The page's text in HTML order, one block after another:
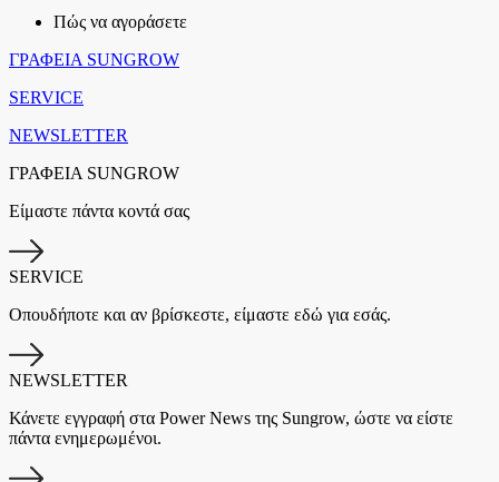
Πώς να αγοράσετε
ΓΡΑΦΕΙΑ SUNGROW
SERVICE
NEWSLETTER
ΓΡΑΦΕΙΑ SUNGROW
Είμαστε πάντα κοντά σας
SERVICE
Οπουδήποτε και αν βρίσκεστε, είμαστε εδώ για εσάς.
NEWSLETTER
Κάνετε εγγραφή στα Power News της Sungrow, ώστε να είστε
πάντα ενημερωμένοι.